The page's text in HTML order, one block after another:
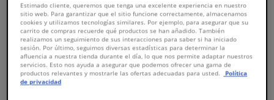
Estimado cliente, queremos que tenga una excelente experiencia en nuestro
sitio web. Para garantizar que el sitio funcione correctamente, almacenamos
cookies y utilizamos tecnologías similares. Por ejemplo, para asegurar que su
carrito de compras recuerde qué productos se han añadido. También
realizamos un seguimiento de sus interacciones para saber si ha iniciado
sesión. Por último, seguimos diversas estadísticas para determinar la
afluencia a nuestra tienda durante el día, lo que nos permite adaptar nuestros
servicios. Esto nos ayuda a asegurar que podemos ofrecer una gama de
productos relevantes y mostrarle las ofertas adecuadas para usted.
Política
de privacidad